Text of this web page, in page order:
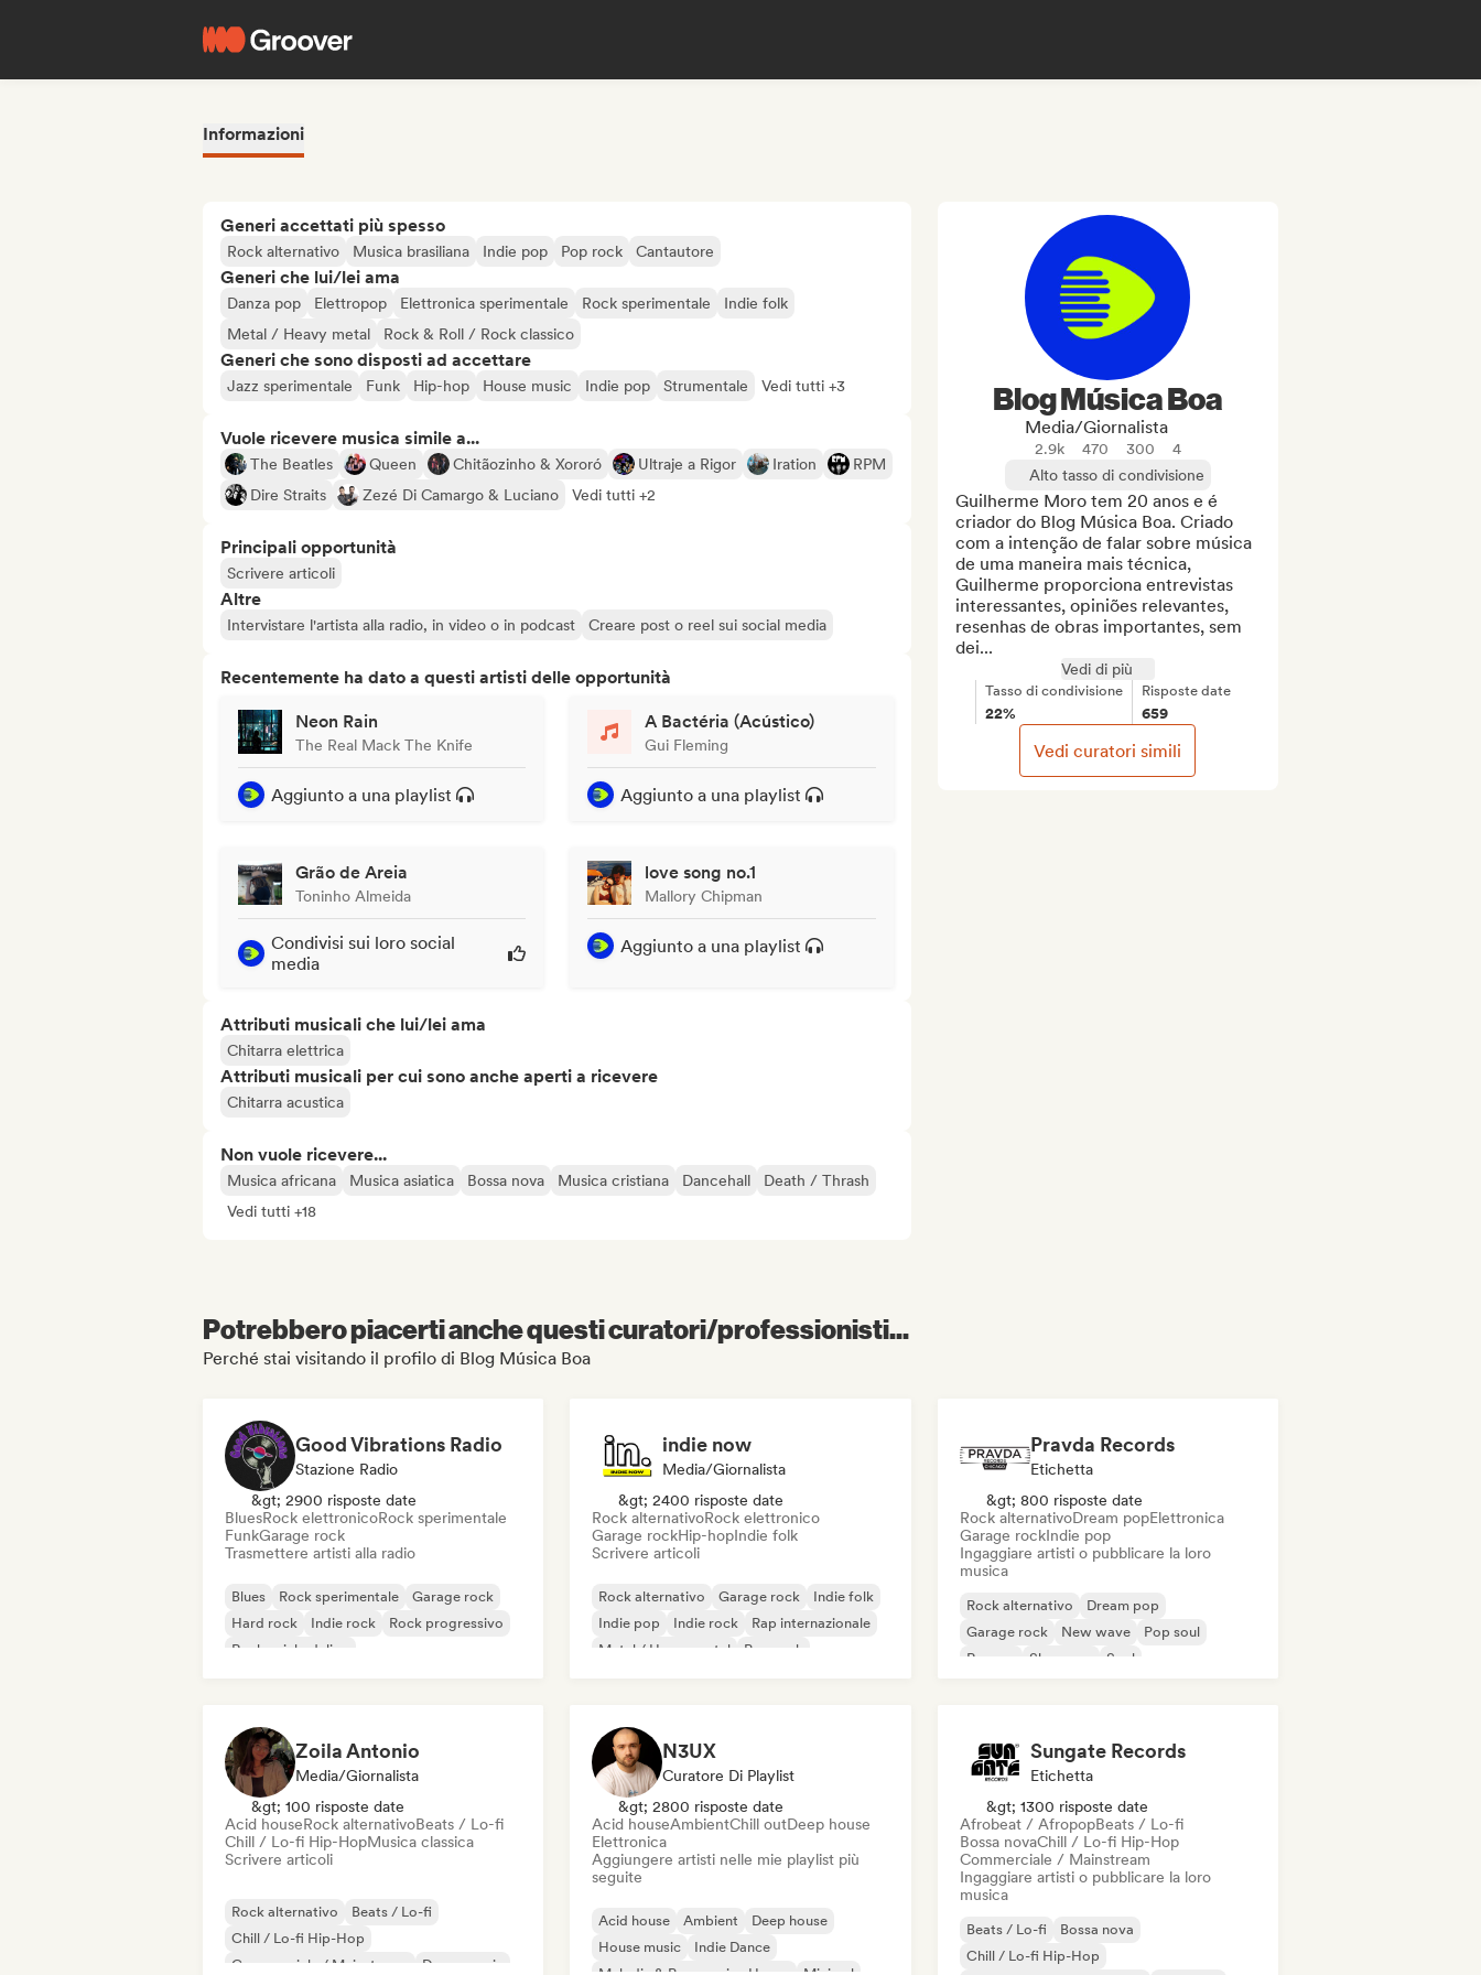
Informazioni
Generi accettati più spesso
Rock alternativo Musica brasiliana Indie pop Pop rock Cantautore
Generi che lui/lei ama
Danza pop Elettropop Elettronica sperimentale Rock sperimentale
Indie folk
Metal / Heavy metal
Rock & Roll / Rock classico
Generi che sono disposti ad accettare
Jazz sperimentale Funk Hip-hop House music Indie pop Strumentale Vedi tutti +3
Vuole ricevere musica simile a...
The Beatles Queen Chitãozinho & Xororó Ultraje a Rigor Iration
RPM
Dire Straits
Zezé Di Camargo & Luciano Vedi tutti +2
Principali opportunità
Scrivere articoli
Altre
Intervistare l'artista alla radio, in video o in podcast Creare post o reel sui social media
Recentemente ha dato a questi artisti delle opportunità
Neon Rain
The Real Mack The Knife
Aggiunto a una playlist
A Bactéria (Acústico)
Gui Fleming
Aggiunto a una playlist
Grão de Areia
Toninho Almeida
Condivisi sui loro social
media
love song no.1
Mallory Chipman
Aggiunto a una playlist
Attributi musicali che lui/lei ama
Chitarra elettrica
Attributi musicali per cui sono anche aperti a ricevere
Chitarra acustica
Non vuole ricevere...
Musica africana Musica asiatica Bossa nova Musica cristiana Dancehall
Death / Thrash
Vedi tutti +18
Blog Música Boa
Media/Giornalista
2.9k 470 300
4
Alto tasso di condivisione
Guilherme Moro tem 20 anos e é
criador do Blog Música Boa. Criado
com a intenção de falar sobre música
de uma maneira mais técnica,
Guilherme proporciona entrevistas
interessantes, opiniões relevantes,
resenhas de obras importantes, sem
dei...
Vedi di più
Tasso di condivisione
22%
Risposte date
659
Vedi curatori simili
Potrebbero piacerti anche questi curatori/professionisti...
Perché stai visitando il profilo di Blog Música Boa
Good Vibrations Radio
Stazione Radio
&gt; 2900 risposte date
BluesRock elettronicoRock sperimentale
FunkGarage rock
Trasmettere artisti alla radio
Blues Rock sperimentale
Garage rock
Hard rock
Indie rock
Rock progressivo
Rock psichedelico
indie now
Media/Giornalista
&gt; 2400 risposte date
Rock alternativoRock elettronico
Garage rockHip-hopIndie folk
Scrivere articoli
Rock alternativo Garage rock
Indie folk
Indie pop
Indie rock
Rap internazionale
Metal / Heavy metal
Pop rock
Pravda Records
Etichetta
&gt; 800 risposte date
Rock alternativoDream popElettronica
Garage rockIndie pop
Ingaggiare artisti o pubblicare la loro
musica
Rock alternativo
Dream pop
Garage rock
New wave
Pop soul
Reggae
Shoegaze Soul
Zoila Antonio
Media/Giornalista
&gt; 100 risposte date
Acid houseRock alternativoBeats / Lo-fi
Chill / Lo-fi Hip-HopMusica classica
Scrivere articoli
Rock alternativo
Beats / Lo-fi
Chill / Lo-fi Hip-Hop
Commerciale / Mainstream
Dance music
N3UX
Curatore Di Playlist
&gt; 2800 risposte date
Acid houseAmbientChill outDeep house
Elettronica
Aggiungere artisti nelle mie playlist più
seguite
Acid house Ambient
Deep house
House music
Indie Dance
Sungate Records
Etichetta
&gt; 1300 risposte date
Afrobeat / AfropopBeats / Lo-fi
Bossa novaChill / Lo-fi Hip-Hop
Commerciale / Mainstream
Ingaggiare artisti o pubblicare la loro
musica
Beats / Lo-fi
Bossa nova
Chill / Lo-fi Hip-Hop